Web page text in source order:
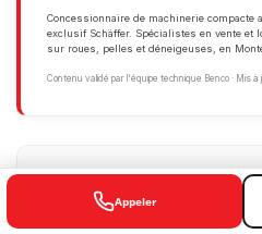
Concessionnaire de machinerie compacte
exclusif Schäffer. Spécialistes en vente et
sur roues, pelles et déneigeuses, en
Contenu validé par l'équipe technique Benco · Mis à
Louez cet équipement chez
Location de pelle mécanique et
opérateur
Appeler